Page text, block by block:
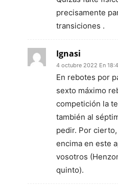
precisamente
transiciones .
Ignasi
4 octubre 2022 En
En rebotes por
sexto máximo
competición la
también al
pedir. Por
encima en este
vosotros
quinto).